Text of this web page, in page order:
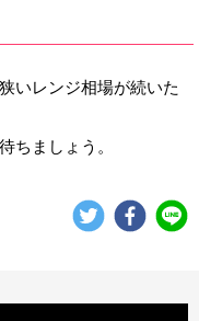
いレンジ相場が続いた
ちましょう。